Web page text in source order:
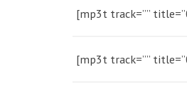
[mp3t track=””
[mp3t track=””